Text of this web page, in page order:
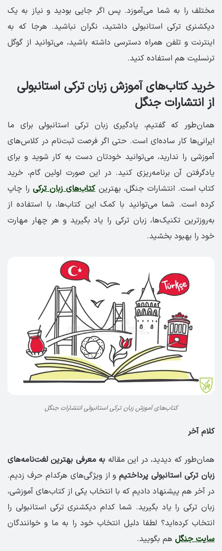
مختلف را به شما می‌آموزد. پس اگر جایی بودید و نیاز به یک
دیکشنری ترکی استانبولی داشتید، نگران نباشید. هرجا که به
اینترنت و تلفن همراه دسترسی داشته باشید، می‌توانید از گوگل
ترنسلیت هم استفاده کنید.
خرید کتاب‌های آموزش زبان ترکی استانبولی
از انتشارات جنگل
همان‌طور که گفتیم، یادگیری زبان ترکی استانبولی برای ما
ایرانی‌ها کار ساده‌ای‌ است. حتی اگر فرصت ثبت‌نام در کلاس‌های
آموزشی را ندارید، می‌توانید خودتان دست به کار شوید و برای
یادگرفتن آن برنامه‌ریزی کنید. در این صورت اولین گام، خرید
کتاب است. انتشارات جنگل، بهترینکتاب‌های زبان ترکیرا چاپ
کرده‌ است. شما می‌توانید با کمک این کتاب‌ها، با استفاده از
به‌روزترین تکنیک‌ها، زبان ترکی را یاد بگیرید و هر چهار مهارت
خود را بهبود بخشید.
کتاب‌های آموزش زبان ترکی استانبولی انتشارات جنگل
کلام آخر
همان‌طور که دیدید، در این مقاله به معرفی بهترین لغت‌نامه‌های
زبان ترکی استانبولی پرداختیمو از ویژگی‌های هرکدام حرف زدیم.
در آخر هم پیشنهاد دادیم که با انتخاب یکی از کتاب‌های آموزشی،
زبان ترکی را یاد بگیرید. شما کدام دیکشنری ترکی استانبولی را
انتخاب کرده‌اید؟ لطفا دلیل انتخاب خود را به ما و خوانندگان
سایت جنگل هم بگویید.